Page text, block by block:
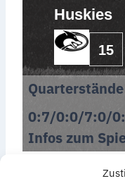
Huskies
15
Quarterstände
0:7/0:0/7:0/
Infos zum